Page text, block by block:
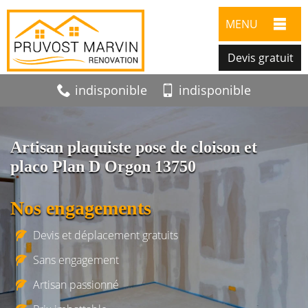
MENU
Devis gratuit
indisponible indisponible
Artisan plaquiste pose de cloison et
placo Plan D Orgon 13750
Nos engagements
Devis et déplacement gratuits
Sans engagement
Artisan passionné